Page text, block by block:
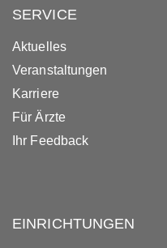
SERVICE
Aktuelles
Veranstaltungen
Karriere
Für Ärzte
Ihr Feedback
EINRICHTUNGEN